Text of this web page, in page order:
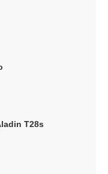
T28s